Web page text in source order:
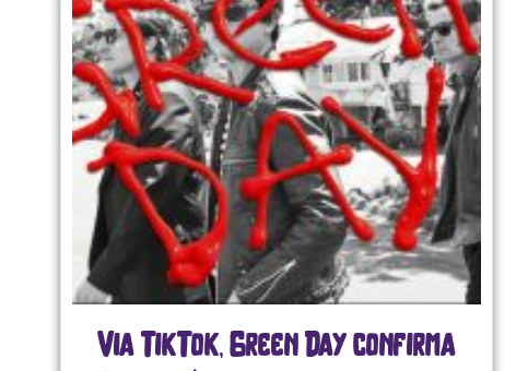
Via TikTok, Green Day confirma